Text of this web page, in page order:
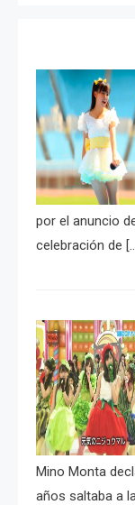
por el anuncio
celebración de
Mino Monta
años saltaba a